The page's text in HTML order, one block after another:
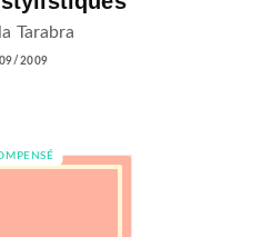
Tarabra
2009